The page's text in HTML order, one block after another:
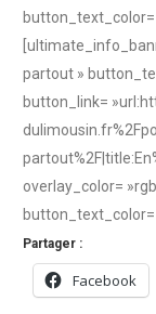
partout »
button_link=
overlay_color=
Partager :
Facebook